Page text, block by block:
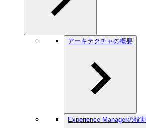
アーキテクチャの概要
Experience Managerの役割